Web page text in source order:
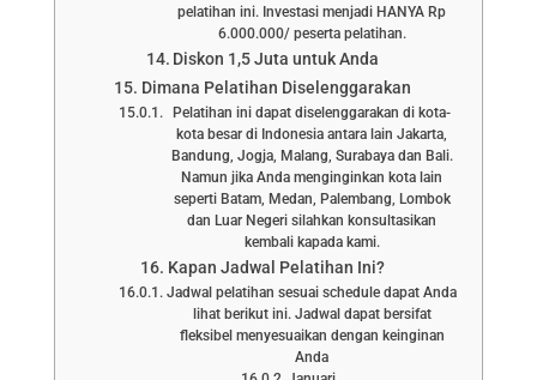
pelatihan ini. Investasi menjadi HANYA Rp
6.000.000/ peserta pelatihan.
Diskon 1,5 Juta untuk Anda
Dimana Pelatihan Diselenggarakan
Pelatihan ini dapat diselenggarakan di kota-
kota besar di Indonesia antara lain Jakarta,
Bandung, Jogja, Malang, Surabaya dan Bali.
Namun jika Anda menginginkan kota lain
seperti Batam, Medan, Palembang, Lombok
dan Luar Negeri silahkan konsultasikan
kembali kapada kami.
Kapan Jadwal Pelatihan Ini?
Jadwal pelatihan sesuai schedule dapat Anda
lihat berikut ini. Jadwal dapat bersifat
fleksibel menyesuaikan dengan keinginan
Anda